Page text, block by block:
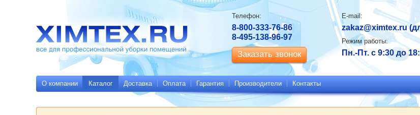
Ximtex.ru
уборки
помещений
О компании Каталог Доставка Оплата Гарантия Производители Контакты
Контактная
информация
Телефон:
8-800-333-76-86
8-495-138-96-97
Заказать звонок
E-mail:
zakaz@ximtex.ru
Режим работы:
Пн.-Пт. с 9:30 до